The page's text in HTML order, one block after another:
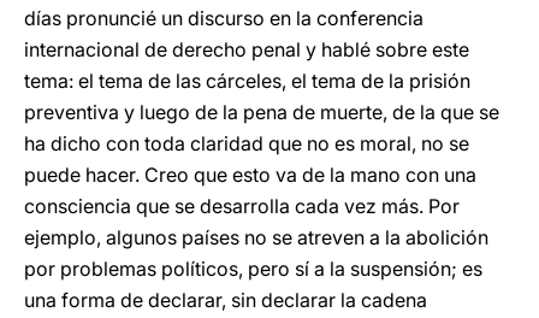
días pronuncié un discurso en la conferencia
internacional de derecho penal y hablé sobre este
tema: el tema de las cárceles, el tema de la prisión
preventiva y luego de la pena de muerte, de la que se
ha dicho con toda claridad que no es moral, no se
puede hacer. Creo que esto va de la mano con una
consciencia que se desarrolla cada vez más. Por
ejemplo, algunos países no se atreven a la abolición
por problemas políticos, pero sí a la suspensión; es
una forma de declarar, sin declarar la cadena